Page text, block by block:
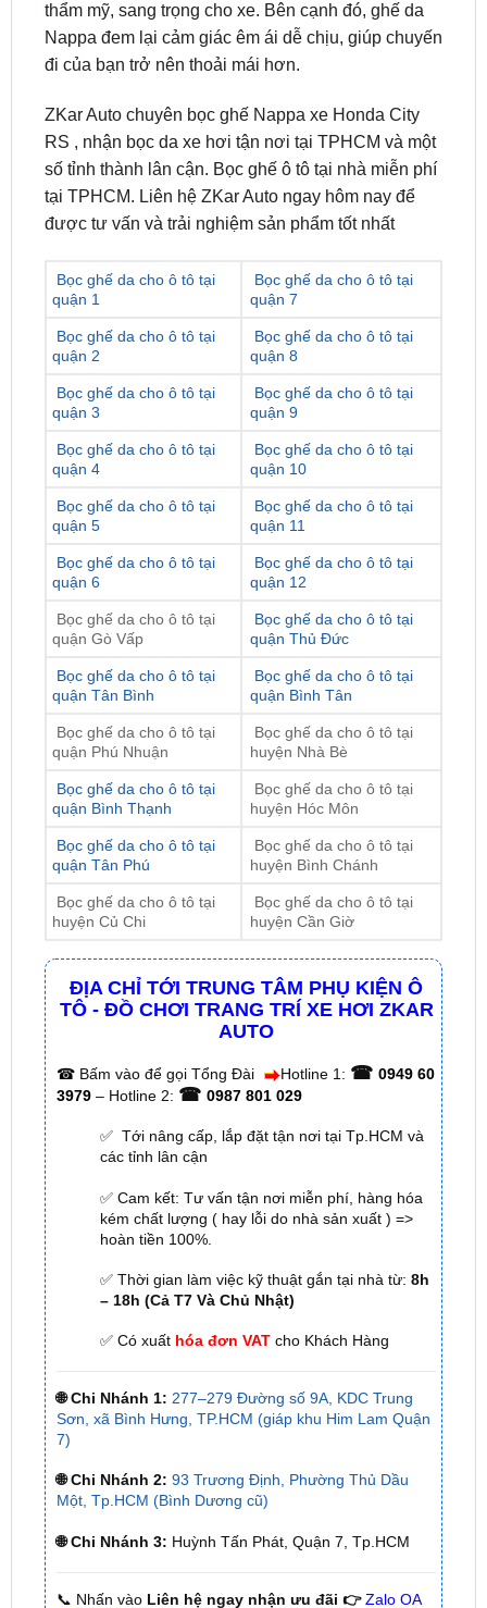
đi của bạn trở nên thoải mái hơn.
ZKar Auto chuyên bọc ghế Nappa xe Honda City
số tỉnh thành lân cận. Bọc ghế ô tô tại nhà miễn phí
tại TPHCM. Liên hệ ZKar Auto ngay hôm nay để
được tư vấn và trải nghiệm sản phẩm tốt nhất
Bọc ghế da cho ô tô tại
Bọc ghế da cho ô tô tại
Bọc ghế da cho ô tô tại
quận 2
Bọc ghế da cho ô tô tại
quận 8
Bọc ghế da cho ô tô tại
quận 3
Bọc ghế da cho ô tô tại
quận 9
Bọc ghế da cho ô tô tại
quận 4
Bọc ghế da cho ô tô tại
quận 10
Bọc ghế da cho ô tô tại
quận 5
Bọc ghế da cho ô tô tại
quận 11
Bọc ghế da cho ô tô tại
quận 6
Bọc ghế da cho ô tô tại
quận 12
Bọc ghế da cho ô tô tại
quận Gò Vấp
Bọc ghế da cho ô tô tại
quận Thủ Đức
Bọc ghế da cho ô tô tại
quận Tân Bình
Bọc ghế da cho ô tô tại
quận Bình Tân
Bọc ghế da cho ô tô tại
quận Phú Nhuận
Bọc ghế da cho ô tô tại
huyện Nhà Bè
Bọc ghế da cho ô tô tại
quận Bình Thạnh
Bọc ghế da cho ô tô tại
huyện Hóc Môn
Bọc ghế da cho ô tô tại
quận Tân Phú
Bọc ghế da cho ô tô tại
huyện Bình Chánh
Bọc ghế da cho ô tô tại
huyện Củ Chi
Bọc ghế da cho ô tô tại
huyện Cần Giờ
ĐỊA CHỈ TỚI TRUNG TÂM PHỤ KIỆN Ô
TÔ - ĐỒ CHƠI TRANG TRÍ XE HƠI ZKAR
☎Bấm vào để gọi Tổng Đài Hotline 1:☎ 0949 60
0987 801 029
✅ Tới nâng cấp, lắp đặt tận nơi tại Tp.HCM và
các tỉnh lân cận
✅ Cam kết: Tư vấn tận nơi miễn phí, hàng hóa
kém chất lượng ( hay lỗi do nhà sản xuất ) =>
✅ Thời gian làm việc kỹ thuật gắn tại nhà từ:8h
– 18h (Cả T7 Và Chủ Nhật)
✅ Có xuấthóa đơn VATcho Khách Hàng
🌐 Chi Nhánh 1: 277–279 Đường số 9A, KDC Trung
🌐 Chi Nhánh 2: 93 Trương Định, Phường Thủ Dầu
Một, Tp.HCM (Bình Dương cũ)
🌐 Chi Nhánh 3: Huỳnh Tấn Phát, Quận 7, Tp.HCM
📞 Nhấn vàoLiên hệ ngay nhận ưu đãi 👉 Zalo OA